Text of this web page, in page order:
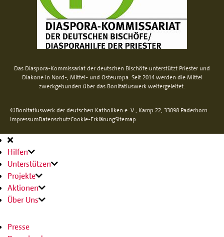
Das Diaspora-Kommissariat der deutschen Bischöfe unterstützt Priester und
Diakone in Nord-, Mittel- und Osteuropa. Seit 2014 werden die Mittel
zweckgebunden über das Bonifatiuswerk weitergeleitet.
©Bonifatiuswerk der deutschen Katholiken e. V., Kamp 22, 33098 Paderborn
ImpressumDatenschutzCookie-ErklärungSitemap
Hauptnavigation
Hilfen
Unterstützen
Projekte
Aktionen
Über Uns
Presse